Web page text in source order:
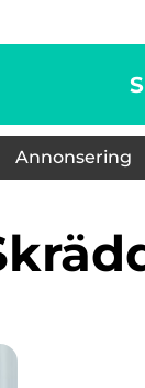
Annonsering